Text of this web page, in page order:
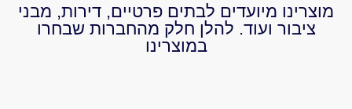
מוצרינו מיועדים לבתים פרטיים, דירות, מבני
ציבור ועוד. להלן חלק מהחברות שבחרו
במוצרינו